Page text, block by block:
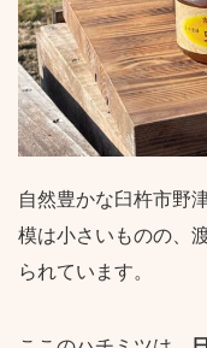
自然豊かな臼杵市野
模は小さいものの、
られています。